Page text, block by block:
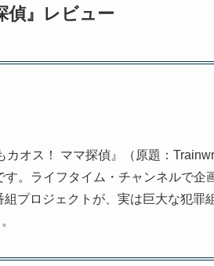
偵』レビュー
オス！ ママ探偵』（原題：
。ライフタイム・チャンネルで企
プロジェクトが、実は巨大な犯罪